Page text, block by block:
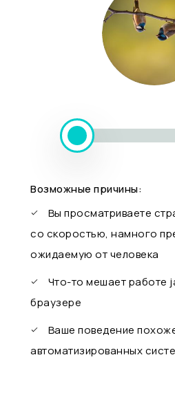
Возможные причины:
Вы просматриваете
со скоростью, намного
ожидаемую от человека
Что-то мешает работе
браузере
Ваше поведение
автоматизированных